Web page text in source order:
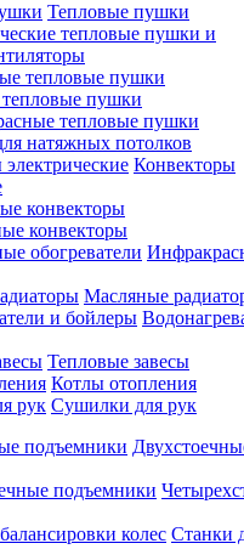
Тепловые пушки
тепловые пушки и
тепловые пушки
тепловые пушки
тепловые пушки
натяжных потолков
Конвекторы
конвекторы
конвекторы
Масляные
Тепловые завесы
Котлы отопления
Сушилки для рук
Станки